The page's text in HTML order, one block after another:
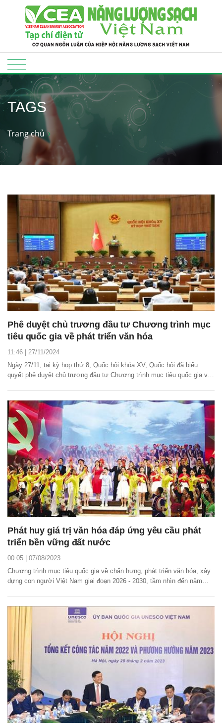
TAGS
Trang chủ
Phê duyệt chủ trương đầu tư Chương trình mục
tiêu quốc gia về phát triển văn hóa
11:46 | 27/11/2024
Ngày 27/11, tại kỳ họp thứ 8, Quốc hội khóa XV, Quốc hội đã biểu
quyết phê duyệt chủ trương đầu tư Chương trình mục tiêu quốc gia về
Phát huy giá trị văn hóa đáp ứng yêu cầu phát
triển bền vững đất nước
00:05 | 07/08/2023
Chương trình mục tiêu quốc gia về chấn hưng, phát triển văn hóa, xây
dựng con người Việt Nam giai đoạn 2026 - 2030, tầm nhìn đến năm
phát triển bền vững đất nước,...